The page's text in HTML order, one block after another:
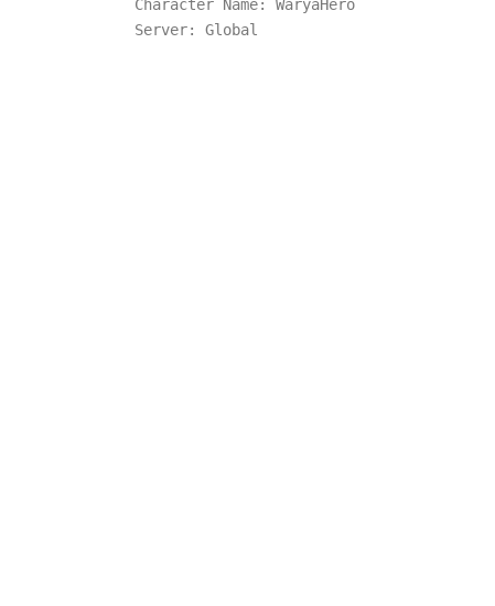
Character Name: WaryaHero
Server: Global